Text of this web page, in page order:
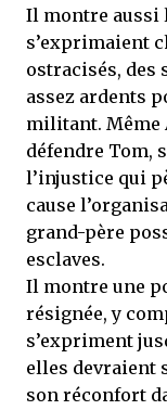
Il montre aussi
s’exprimaient
ostracisés, des
assez ardents
militant. Même
défendre Tom,
l’injustice qui
cause
grand-père
esclaves.
Il montre une
résignée, y
s’expriment
elles devraient
son réconfort